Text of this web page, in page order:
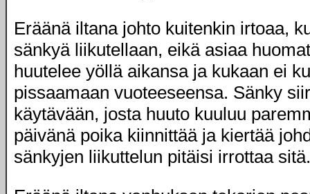
Eräänä iltana johto kuitenkin irtoaa,
sänkyä liikutellaan, eikä asiaa
huutelee yöllä aikansa ja kukaan ei
pissaamaan vuoteeseensa. Sänky
käytävään, josta huuto kuuluu
päivänä poika kiinnittää ja kiertää
sänkyjen liikuttelun pitäisi irrottaa sitä.